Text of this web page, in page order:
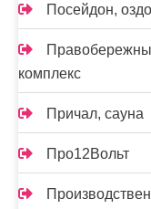
Посейдон,
комплекс
Причал, сауна
Про12Вольт